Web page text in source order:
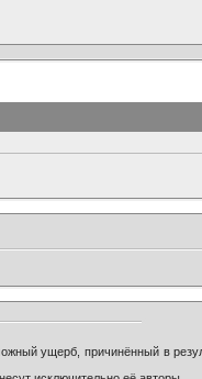
ущерб, причинённый в